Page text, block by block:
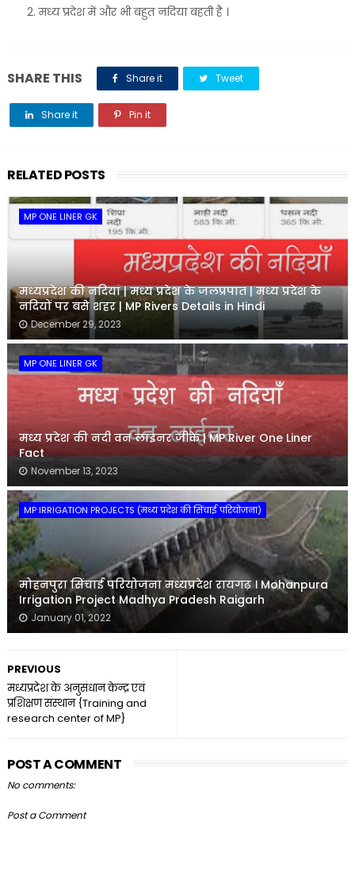
मध्य प्रदेश में और भी बहुत नदिया बहती है ।
SHARE THIS Share it Tweet
Share it Pin it
RELATED POSTS
MP ONE LINER GK
मध्यप्रदेश की नदियां | मध्य प्रदेश के जलप्रपात | मध्य प्रदेश के
नदियों पर बसे शहर | MP Rivers Details in Hindi
December 29, 2023
MP ONE LINER GK
मध्य प्रदेश की नदी वन लाइनर जीके | MP River One Liner
Fact
November 13, 2023
MP IRRIGATION PROJECTS (मध्य प्रदेश की सिंचाई परियोजना)
मोहनपुरा सिंचाई परियोजना मध्यप्रदेश रायगढ़ । Mohanpura
Irrigation Project Madhya Pradesh Raigarh
January 01, 2022
PREVIOUS
मध्यप्रदेश के अनुसंधान केन्द्र एवं
प्रशिक्षण संस्थान {Training and
research center of MP}
POST A COMMENT
No comments:
Post a Comment